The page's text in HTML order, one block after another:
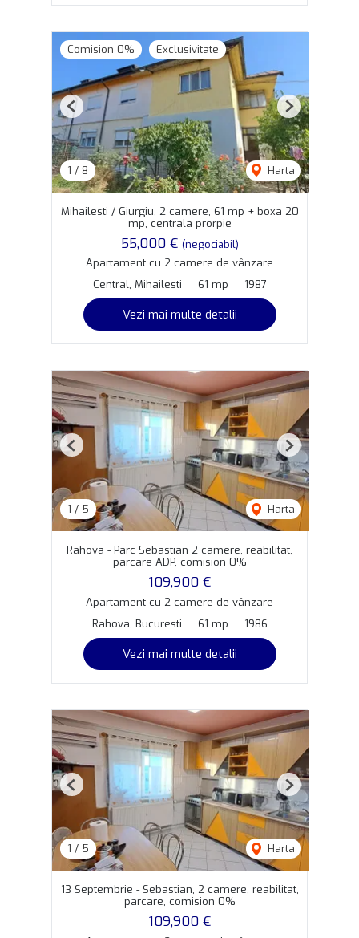
Comision 0% Exclusivitate
1 / 8 Harta
Previous Next
Mihailesti / Giurgiu, 2 camere, 61 mp + boxa 20
mp, centrala prorpie
55,000 € (negociabil)
Apartament cu 2 camere de vânzare
Central, Mihailesti
61 mp 1987
Vezi mai multe detalii
1 / 5 Harta
Previous Next
Rahova - Parc Sebastian 2 camere, reabilitat,
parcare ADP, comision 0%
109,900 €
Apartament cu 2 camere de vânzare
Rahova, Bucuresti
61 mp 1986
Vezi mai multe detalii
1 / 5 Harta
Previous Next
13 Septembrie - Sebastian, 2 camere, reabilitat,
parcare, comision 0%
109,900 €